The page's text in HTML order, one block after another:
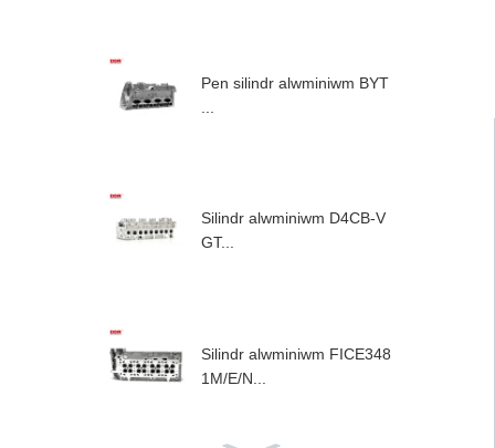
Pen silindr alwminiwm BYT
Silindr alwminiwm D4CB-V
GT...
Silindr alwminiwm FICE348
1M/E/N...